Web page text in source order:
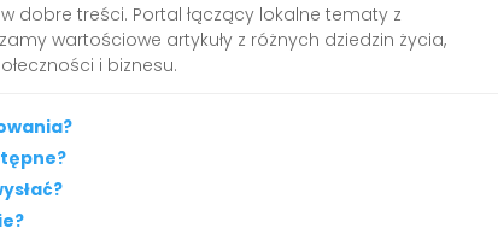
dobre treści. Portal łączący lokalne tematy z
wartościowe artykuły z różnych dziedzin życia,
i biznesu.